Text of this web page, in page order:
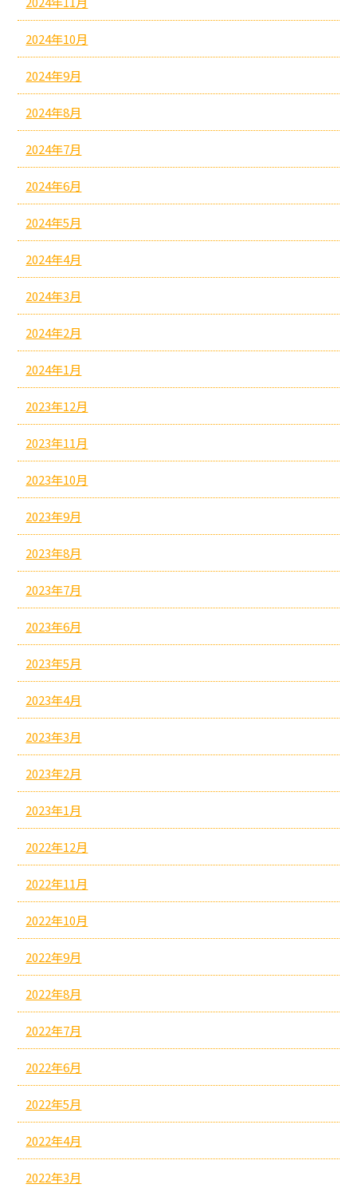
2024年10月
2024年9月
2024年8月
2024年7月
2024年6月
2024年5月
2024年4月
2024年3月
2024年2月
2024年1月
2023年12月
2023年11月
2023年10月
2023年9月
2023年8月
2023年7月
2023年6月
2023年5月
2023年4月
2023年3月
2023年2月
2023年1月
2022年12月
2022年11月
2022年10月
2022年9月
2022年8月
2022年7月
2022年6月
2022年5月
2022年4月
2022年3月